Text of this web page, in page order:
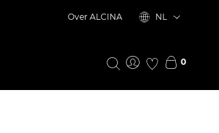
Over ALCINA NL
0